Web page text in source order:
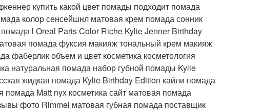
купить какой цвет помады подходит помада
колор сенсейшнл матовая крем помада сонник
l Oreal Paris Color Riche Kylie Jenner Birthday
помада фуксия макияж тональный крем макияж
фаберлик объем и цвет косметика косметология
натуральная помада набор губной помады Kylie
жидкая помада Kylie Birthday Edition кайли помада
помада Matt nyx косметика сайт матовая помада
фото Rimmel матовая губная помада поставщик